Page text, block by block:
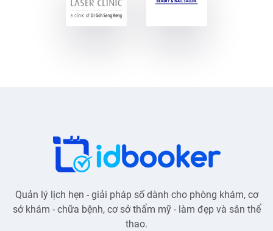
Quản lý lịch hẹn - giải pháp số dành cho phòng khám, cơ
sở khám - chữa bệnh, cơ sở thẩm mỹ - làm đẹp và sân thể
thao.